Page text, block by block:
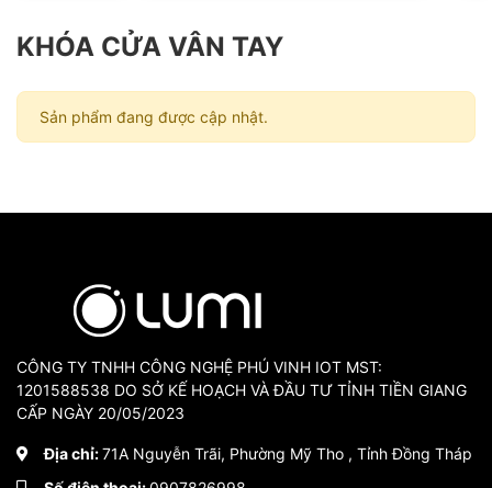
KHÓA CỬA VÂN TAY
Sản phẩm đang được cập nhật.
CÔNG TY TNHH CÔNG NGHỆ PHÚ VINH IOT MST:
1201588538 DO SỞ KẾ HOẠCH VÀ ĐẦU TƯ TỈNH TIỀN GIANG
CẤP NGÀY 20/05/2023
Địa chỉ:71A Nguyễn Trãi, Phường Mỹ Tho , Tỉnh Đồng Tháp